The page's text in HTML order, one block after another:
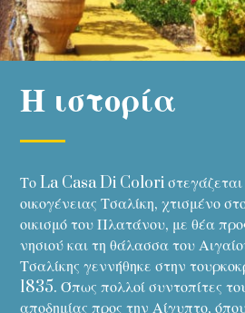
Η ιστορία
Το La Casa Di Colori στεγάζεται
οικογένειας Τσαλίκη, χτισμένο
οικισμό του Πλατάνου, με θέα
νησιού και τη θάλασσα του
Τσαλίκης γεννήθηκε στην
1835. Όπως πολλοί συντοπίτες
αποδημίας προς την Αίγυπτο,